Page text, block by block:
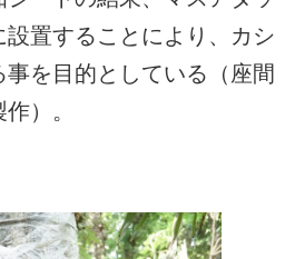
置することにより、カシ
を目的としている（座間
）。